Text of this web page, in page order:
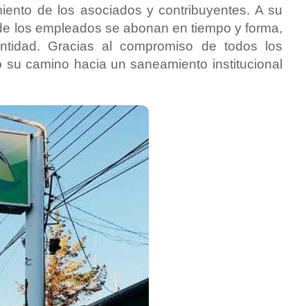
de los asociados y contribuyentes. A su
los empleados se abonan en tiempo y forma,
Gracias al compromiso de todos los
camino hacia un saneamiento institucional